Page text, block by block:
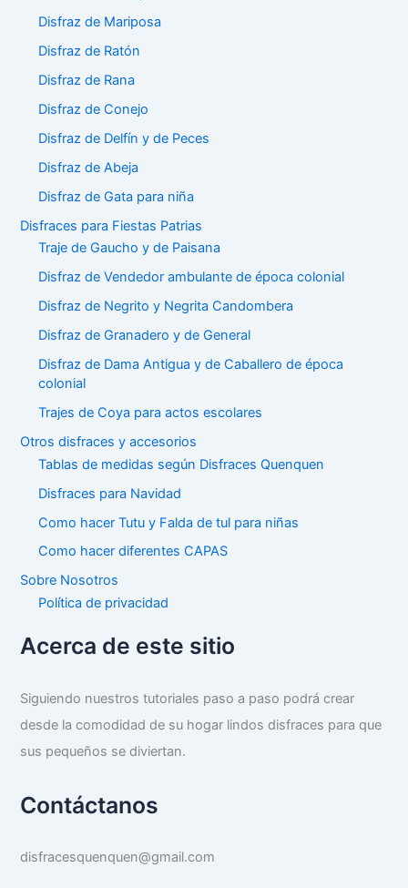
Disfraz de Mariposa
Disfraz de Ratón
Disfraz de Rana
Disfraz de Conejo
Disfraz de Delfín y de Peces
Disfraz de Abeja
Disfraz de Gata para niña
Disfraces para Fiestas Patrias
Traje de Gaucho y de Paisana
Disfraz de Vendedor ambulante de época colonial
Disfraz de Negrito y Negrita Candombera
Disfraz de Granadero y de General
Disfraz de Dama Antigua y de Caballero de época
colonial
Trajes de Coya para actos escolares
Otros disfraces y accesorios
Tablas de medidas según Disfraces Quenquen
Disfraces para Navidad
Como hacer Tutu y Falda de tul para niñas
Como hacer diferentes CAPAS
Sobre Nosotros
Política de privacidad
Acerca de este sitio
Siguiendo nuestros tutoriales paso a paso podrá crear
desde la comodidad de su hogar lindos disfraces para que
sus pequeños se diviertan.
Contáctanos
disfracesquenquen@gmail.com